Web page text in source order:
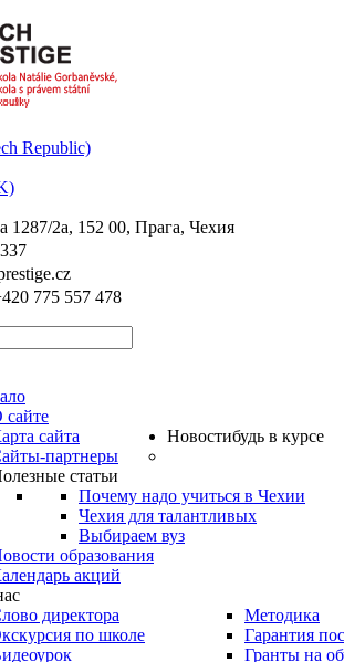
1287/2a, 152 00, Прага, Чехия
775 557 478
сайте
сайта
партнеры
Новостибудь в курсе
статьи
Почему надо учиться в Чехии
Чехия для талантливых
Выбираем вуз
образования
акций
директора
по школе
Методика
Гарантия
Гранты на